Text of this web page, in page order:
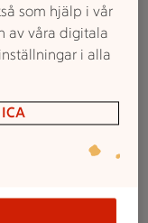
är det hög
med smak av
som ger
som hjälp i vår
av våra digitala
i alla